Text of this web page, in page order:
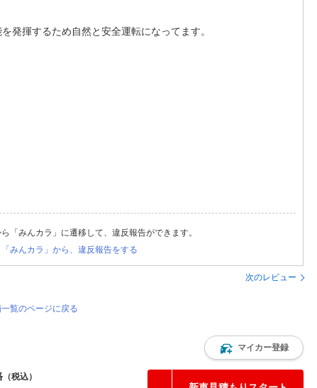
発揮するため自然と安全運転になってます。
「みんカラ」に遷移して、違反報告ができます。
「みんカラ」から、違反報告をする
次のレビュー
覧のページに戻る
マイカー登録
（税込）